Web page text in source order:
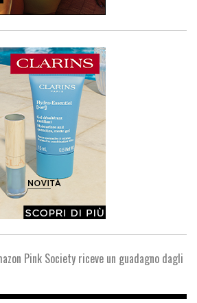
Pink Society riceve un guadagno dagli